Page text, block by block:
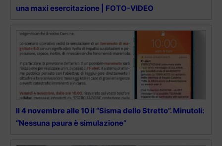
una maxi esercitazione | FOTO-VIDEO
Il 4 novembre alle 10 il “Sisma dello Stretto”. Minutoli:
“Nessuna paura è simulazione”